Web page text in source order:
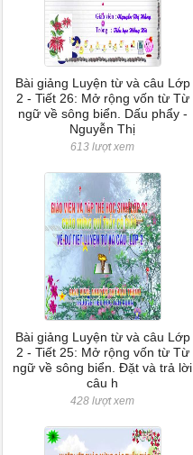
Bài giảng Luyện từ và câu Lớp
2 - Tiết 26: Mở rộng vốn từ Từ
ngữ về sông biển. Dấu phẩy -
Nguyễn Thị
613 lượt xem
Bài giảng Luyện từ và câu Lớp
2 - Tiết 25: Mở rộng vốn từ Từ
ngữ về sông biển. Đặt và trả lời
câu h
428 lượt xem